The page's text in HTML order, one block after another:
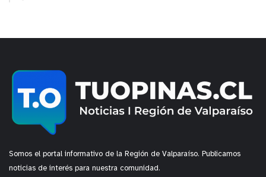
Somos el portal informativo de la Región de Valparaíso. Publicamos
noticias de interés para nuestra comunidad.